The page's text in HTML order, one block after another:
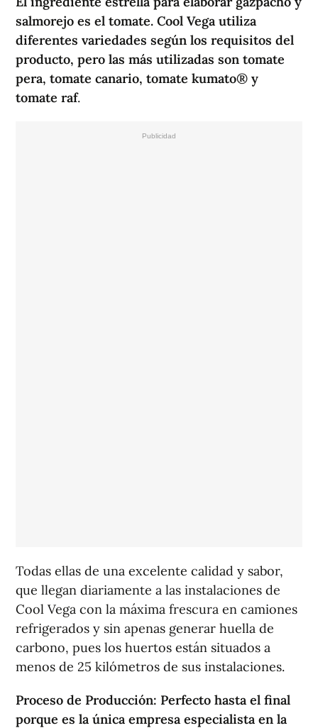
salmorejo es el tomate. Cool Vega utiliza
diferentes variedades según los requisitos del
producto, pero las más utilizadas son tomate
pera, tomate canario, tomate kumato® y
tomate raf.
Todas ellas de una excelente calidad y sabor,
que llegan diariamente a las instalaciones de
Cool Vega con la máxima frescura en camiones
refrigerados y sin apenas generar huella de
carbono, pues los huertos están situados a
menos de 25 kilómetros de sus instalaciones.
Proceso de Producción: Perfecto hasta el final
porque es la única empresa especialista en la